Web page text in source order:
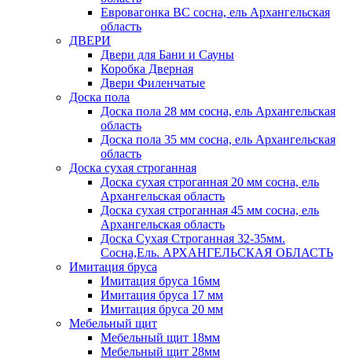
Евровагонка ВС сосна, ель Архангельская
область
ДВЕРИ
Двери для Бани и Сауны
Коробка Дверная
Двери Филенчатые
Доска пола
Доска пола 28 мм сосна, ель Архангельская
область
Доска пола 35 мм сосна, ель Архангельская
область
Доска сухая строганная
Доска сухая строганная 20 мм сосна, ель
Архангельская область
Доска сухая строганная 45 мм сосна, ель
Архангельская область
Доска Сухая Строганная 32-35мм.
Сосна,Ель. АРХАНГЕЛЬСКАЯ ОБЛАСТЬ
Имитация бруса
Имитация бруса 16мм
Имитация бруса 17 мм
Имитация бруса 20 мм
Мебельный щит
Мебельный щит 18мм
Мебельный щит 28мм